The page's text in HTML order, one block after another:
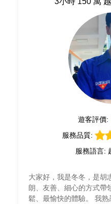
遊客評價:
服務品質:
服務語言:
大家好，我是冬冬，是胡
朗、友善、細心的方式帶
鬆、最愉快的體驗。 我